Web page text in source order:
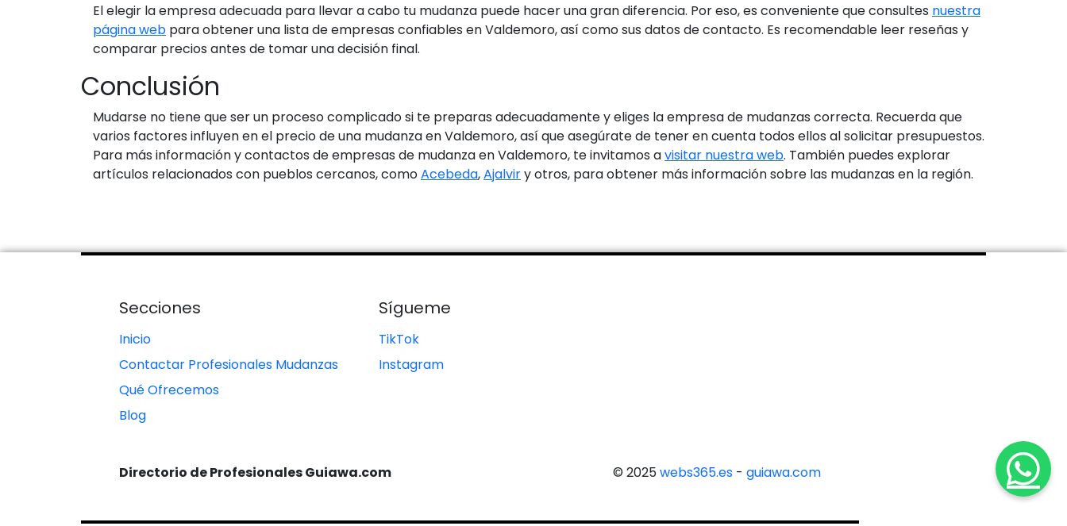
El elegir la empresa adecuada para llevar a cabo tu mudanza puede hacer una gran diferencia. Por eso, es conveniente que consultes nuestra
página web para obtener una lista de empresas confiables en Valdemoro, así como sus datos de contacto. Es recomendable leer reseñas y
comparar precios antes de tomar una decisión final.
Conclusión
Mudarse no tiene que ser un proceso complicado si te preparas adecuadamente y eliges la empresa de mudanzas correcta. Recuerda que
varios factores influyen en el precio de una mudanza en Valdemoro, así que asegúrate de tener en cuenta todos ellos al solicitar presupuestos.
Para más información y contactos de empresas de mudanza en Valdemoro, te invitamos avisitar nuestra web. También puedes explorar
artículos relacionados con pueblos cercanos, comoAcebeda,Ajalviry otros, para obtener más información sobre las mudanzas en la región.
Secciones
Inicio
Contactar Profesionales Mudanzas
Qué Ofrecemos
Blog
Sígueme
TikTok
Instagram
Directorio de Profesionales Guiawa.com © 2025webs365.es - guiawa.com